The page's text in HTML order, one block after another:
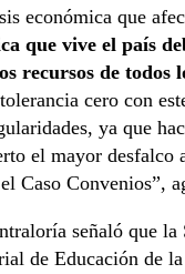
económica que
que vive el país
recursos de todos
cero con
ya que
el mayor desfalco
Caso Convenios”,
señaló que la
de Educación de